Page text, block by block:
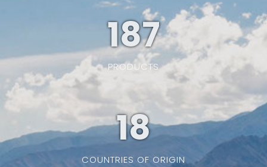
187
PRODUCTS
19
COUNTRIES OF ORIGIN